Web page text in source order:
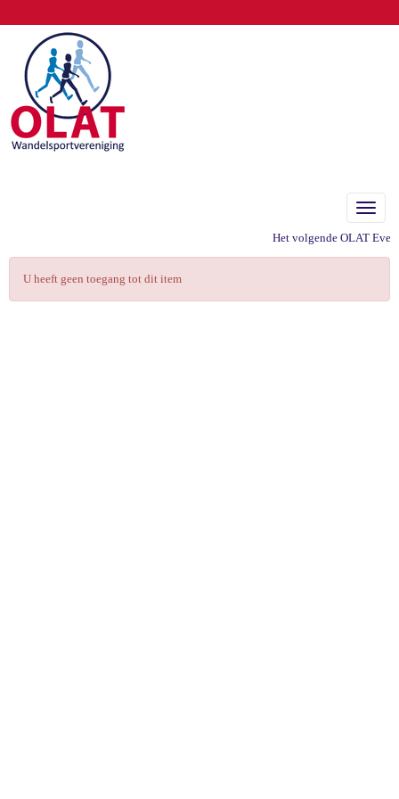
Het volgende OLAT
U heeft geen toegang tot dit item